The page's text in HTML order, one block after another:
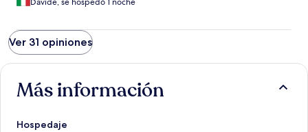
Davide, se hospedó 1 noche
Ver 31 opiniones
Más información
Hospedaje